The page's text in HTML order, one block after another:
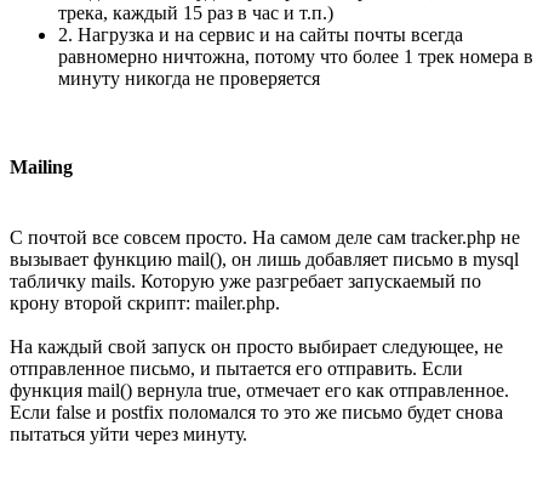
трека, каждый 15 раз в час и т.п.)
2. Нагрузка и на сервис и на сайты почты всегда
равномерно ничтожна, потому что более 1 трек номера в
минуту никогда не проверяется
Mailing
С почтой все совсем просто. На самом деле сам tracker.php не
вызывает функцию mail(), он лишь добавляет письмо в mysql
табличку mails. Которую уже разгребает запускаемый по
крону второй скрипт: mailer.php.
На каждый свой запуск он просто выбирает следующее, не
отправленное письмо, и пытается его отправить. Если
функция mail() вернула true, отмечает его как отправленное.
Если false и postfix поломался то это же письмо будет снова
пытаться уйти через минуту.